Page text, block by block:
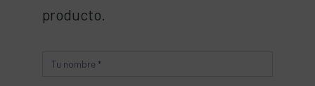
producto.
Producto